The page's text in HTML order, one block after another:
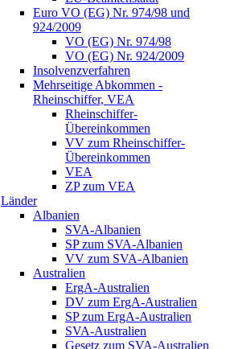
Euro VO (EG) Nr. 974/98 und
924/2009
VO (EG) Nr. 974/98
VO (EG) Nr. 924/2009
Insolvenzverfahren
Mehrseitige Abkommen -
Rheinschiffer, VEA
Rheinschiffer-
Übereinkommen
VV zum Rheinschiffer-
Übereinkommen
VEA
ZP zum VEA
Länder
Albanien
SVA-Albanien
SP zum SVA-Albanien
VV zum SVA-Albanien
Australien
ErgA-Australien
DV zum ErgA-Australien
SP zum ErgA-Australien
SVA-Australien
Gesetz zum SVA-Australien